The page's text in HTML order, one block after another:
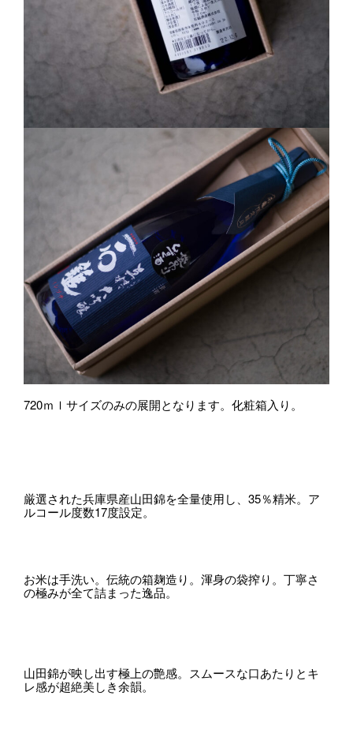
720ｍｌサイズのみの展開となります。化粧箱入り。
厳選された兵庫県産山田錦を全量使用し、35％精米。ア
ルコール度数17度設定。
お米は手洗い。伝統の箱麹造り。渾身の袋搾り。丁寧さ
の極みが全て詰まった逸品。
山田錦が映し出す極上の艶感。スムースな口あたりとキ
レ感が超絶美しき余韻。